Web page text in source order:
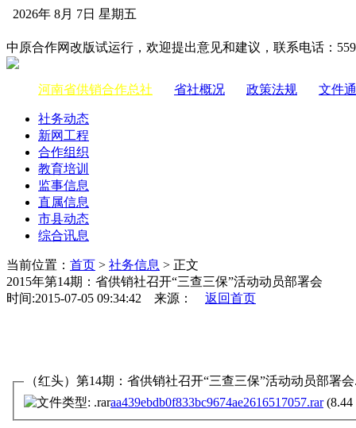
2026年 8月 7日 星期五
中原合作网改版试运行，欢迎提出意见和建议，联系电话：
河南省供销合作总社 省社概况 政策法规 文件
社务动态
新网工程
合作组织
教育培训
监事信息
直属信息
市县动态
综合讯息
当前位置： 首页 > 社务信息 > 正文
2015年第14期：省供销社召开“三查三保”活动动员部署会
时间:2015-07-05 09:34:42 来源： 返回首页
（红头）第14期：省供销社召开“三查三保”活动动员部署会
aa439ebdb0f833bc9674ae2616517057.rar(8.44